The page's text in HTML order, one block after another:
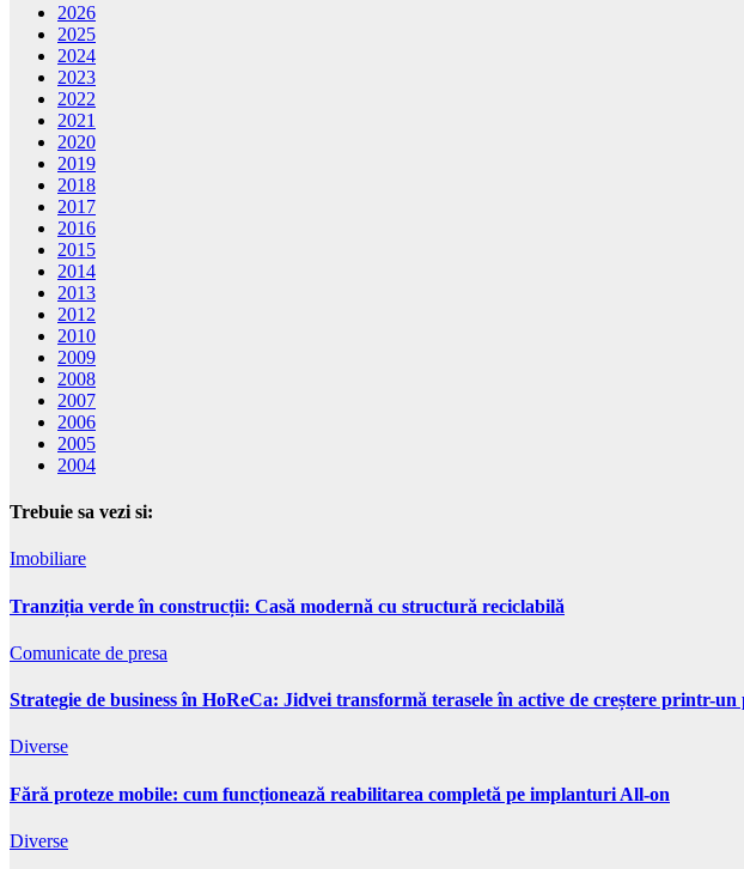
2026
2025
2024
2023
2022
2021
2020
2019
2018
2017
2016
2015
2014
2013
2012
2010
2009
2008
2007
2006
2005
2004
Trebuie sa vezi si:
Imobiliare
Tranziția verde în construcții: Casă modernă cu structură reciclabilă
Comunicate de presa
Strategie de business în HoReCa: Jidvei transformă terasele în active de creștere printr-
Diverse
Fără proteze mobile: cum funcționează reabilitarea completă pe implanturi All-on
Diverse